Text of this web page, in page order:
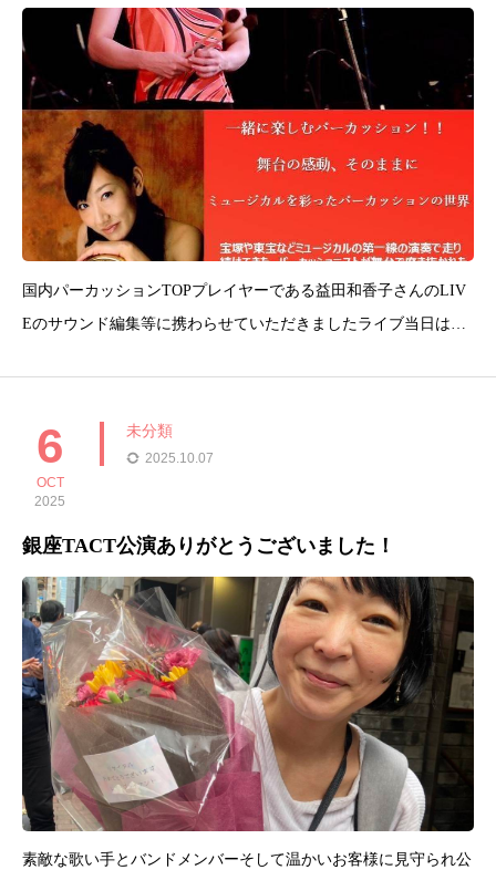
国内パーカッションTOPプレイヤーである益田和香子さんのLIV
Eのサウンド編集等に携わらせていただきましたライブ当日はBA
確認お願いいたします
6
OCT
2025
未分類
2025.10.07
銀座TACT公演ありがとうございました！
素敵な歌い手とバンドメンバーそして温かいお客様に見守られ公